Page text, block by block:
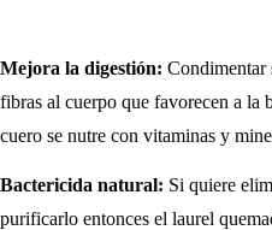
Mejora la digestión: Condimentar
fibras al cuerpo que favorecen a la
cuero se nutre con vitaminas y
Bactericida natural: Si quiere
purificarlo entonces el laurel